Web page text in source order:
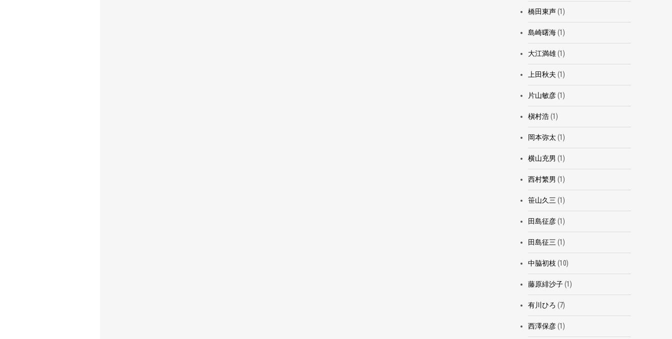
橋田東声(1)
島崎曙海(1)
大江満雄(1)
上田秋夫 (1)
片山敏彦(1)
槇村浩(1)
岡本弥太 (1)
横山充男 (1)
西村繁男 (1)
笹山久三 (1)
田島征彦(1)
田島征三 (1)
中脇初枝 (10)
藤原緋沙子(1)
有川ひろ (7)
西澤保彦(1)